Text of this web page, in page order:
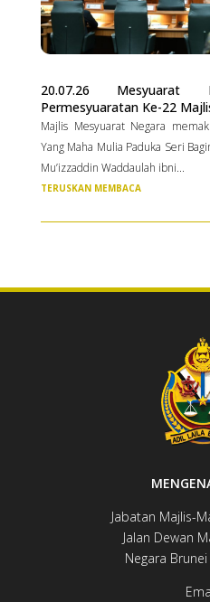
20.07.26
Permesyuaratan Ke-22
Majlis Mesyuarat Negara
Yang Maha Mulia Paduka Seri
Mu’izzaddin Waddaulah ibni...
TERUSKAN MEMBACA
Jabatan Majlis-
Jalan Dewan
Negara